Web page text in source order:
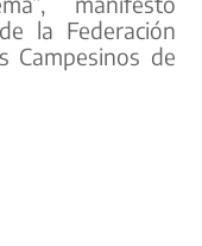
la Federación
Campesinos de